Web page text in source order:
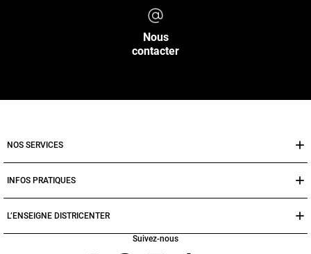
Nous
contacter
NOS SERVICES
INFOS PRATIQUES
L’ENSEIGNE DISTRICENTER
Suivez-nous